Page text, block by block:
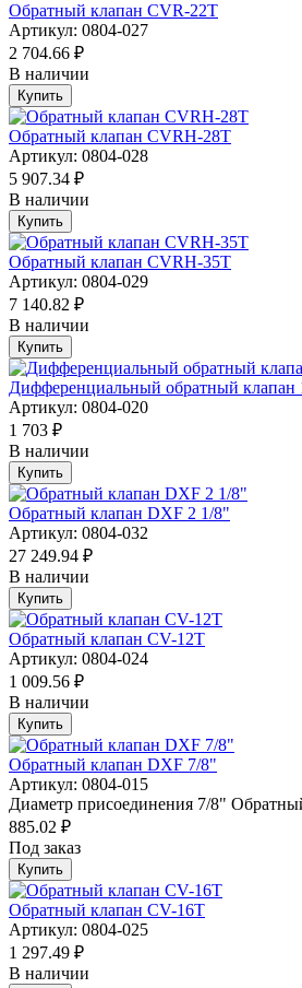
Обратный клапан CVR-22T
Артикул: 0804-027
2 704.66 ₽
В наличии
Купить
Обратный клапан CVRH-28T
Артикул: 0804-028
5 907.34 ₽
В наличии
Купить
Обратный клапан CVRH-35T
Артикул: 0804-029
7 140.82 ₽
В наличии
Купить
Дифференциальный обратный клапан
Артикул: 0804-020
1 703 ₽
В наличии
Купить
Обратный клапан DXF 2 1/8"
Артикул: 0804-032
27 249.94 ₽
В наличии
Купить
Обратный клапан CV-12T
Артикул: 0804-024
1 009.56 ₽
В наличии
Купить
Обратный клапан DXF 7/8"
Артикул: 0804-015
Диаметр присоединения 7/8"
885.02 ₽
Под заказ
Купить
Обратный клапан CV-16T
Артикул: 0804-025
1 297.49 ₽
В наличии